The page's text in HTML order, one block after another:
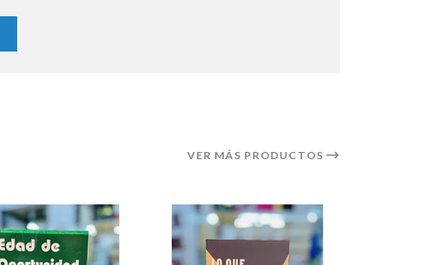
VER MÁS PRODUCTOS